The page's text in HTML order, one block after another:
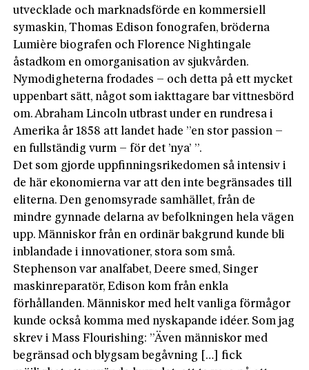
utvecklade och marknadsförde en kommersiell
symaskin, Thomas Edison fonografen, bröderna
Lumière biografen och Florence Nightingale
åstadkom en omorganisation av sjukvården.
Nymodigheterna frodades – och detta på ett mycket
uppenbart sätt, något som iakttagare bar vittnesbörd
om. Abraham Lincoln utbrast under en rundresa i
Amerika år 1858 att landet hade ”en stor passion –
en fullständig vurm – för det ’nya’ ”.
Det som gjorde uppfinningsrikedomen så intensiv i
de här ekonomierna var att den inte begränsades till
eliterna. Den genomsyrade samhället, från de
mindre gynnade delarna av befolkningen hela vägen
upp. Människor från en ordinär bakgrund kunde bli
inblandade i innovationer, stora som små.
Stephenson var analfabet, Deere smed, Singer
maskinreparatör, Edison kom från enkla
förhållanden. Människor med helt vanliga förmågor
kunde också komma med nyskapande idéer. Som jag
skrev i Mass Flourishing: ”Även människor med
begränsad och blygsam begåvning […] fick